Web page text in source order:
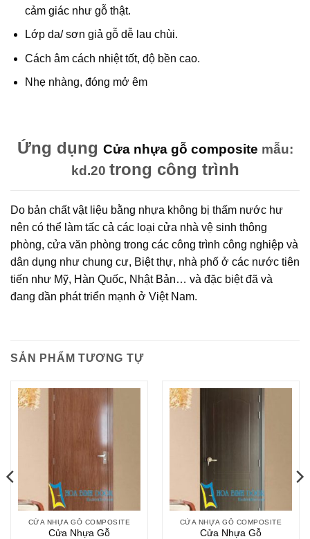
cảm giác như gỗ thật.
Lớp da/ sơn giả gỗ dễ lau chùi.
Cách âm cách nhiệt tốt, độ bền cao.
Nhẹ nhàng, đóng mở êm
Ứng dụng Cửa nhựa gỗ composite mẫu:
kd.20 trong công trình
Do bản chất vật liệu bằng nhựa không bị thấm nước hư
nên có thể làm tấc cả các loại cửa nhà vệ sinh thông
phòng, cửa văn phòng trong các công trình công nghiệp và
dân dụng như chung cư, Biệt thự, nhà phố ở các nước tiên
tiến như Mỹ, Hàn Quốc, Nhật Bản… và đặc biệt đã và
đang dần phát triển mạnh ở Việt Nam.
SẢN PHẨM TƯƠNG TỰ
CỬA NHỰA GỖ COMPOSITE
Cửa Nhựa Gỗ
CỬA NHỰA GỖ COMPOSITE
Cửa Nhựa Gỗ